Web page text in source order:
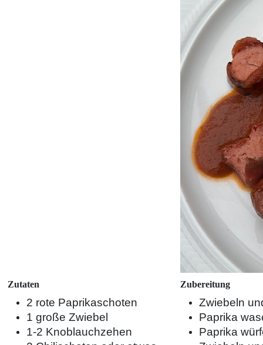
Zutaten
2 rote Paprikaschoten
1 große Zwiebel
1-2 Knoblauchzehen
Zubereitung
Zwiebeln
Paprika
Paprika